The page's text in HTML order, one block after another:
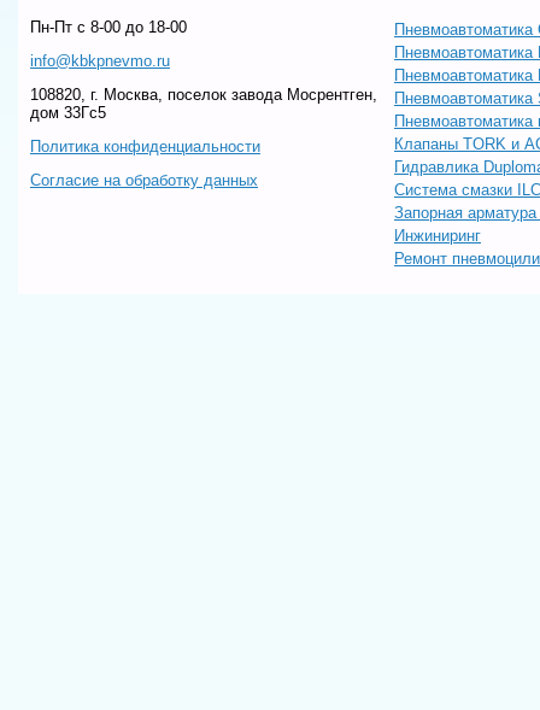
Пн-Пт c 8-00 до 18-00
info@kbkpnevmo.ru
108820, г. Москва, поселок завода Мосрентген,
дом 33Гс5
Политика конфиденциальности
Согласие на обработку данных
Пневмоавтоматика
Пневмоавтоматика
Пневмоавтоматика
Пневмоавтоматика
Клапаны TORK и
Гидравлика
Система смазки ILC
Запорная
Инжиниринг
Ремонт